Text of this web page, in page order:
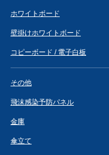
ホワイトボード
壁掛けホワイトボード
コピーボード / 電子白板
その他
飛沫感染予防パネル
金庫
傘立て